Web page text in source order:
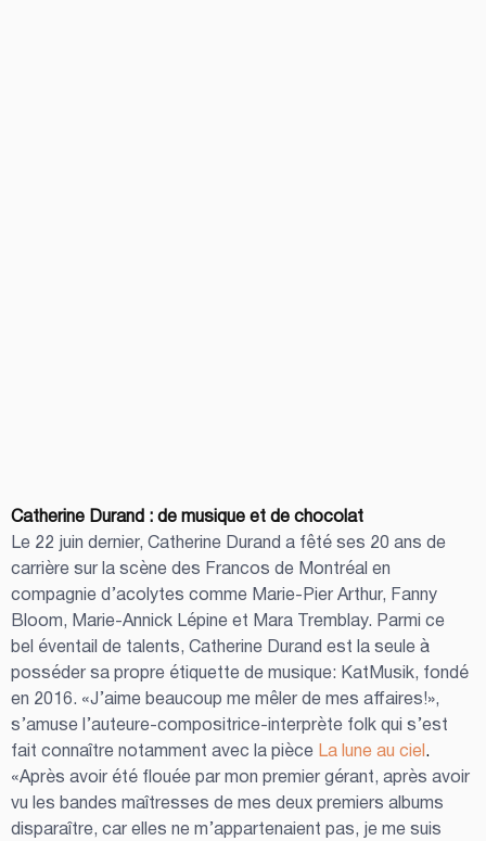
Catherine Durand : de musique et de chocolat
Le 22 juin dernier, Catherine Durand a fêté ses 20 ans de
carrière sur la scène des Francos de Montréal en
compagnie d’acolytes comme Marie-Pier Arthur, Fanny
Bloom, Marie-Annick Lépine et Mara Tremblay. Parmi ce
bel éventail de talents, Catherine Durand est la seule à
posséder sa propre étiquette de musique: KatMusik, fondé
en 2016. «J’aime beaucoup me mêler de mes affaires!»,
s’amuse l’auteure-compositrice-interprète folk qui s’est
fait connaître notamment avec la pièce La lune au ciel .
«Après avoir été flouée par mon premier gérant, après avoir
vu les bandes maîtresses de mes deux premiers albums
disparaître, car elles ne m’appartenaient pas, je me suis